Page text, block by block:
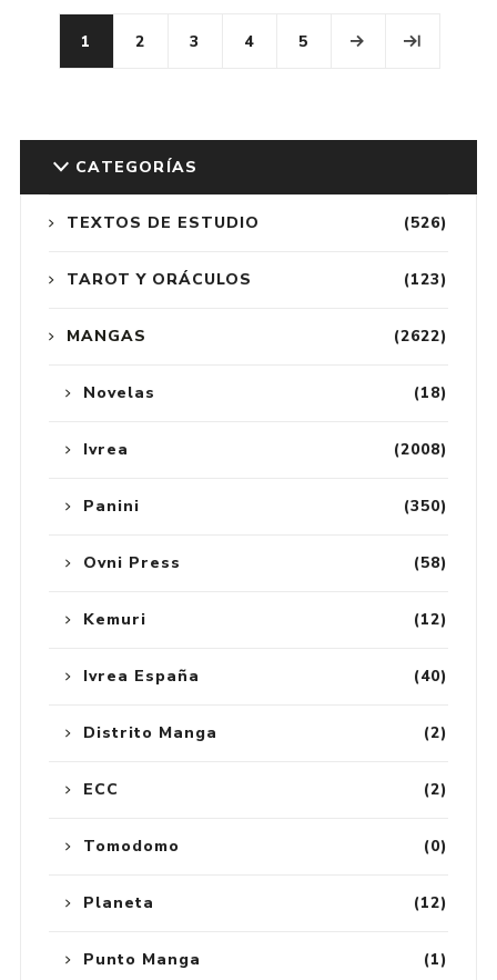
1 2 3 4 5
CATEGORÍAS
(526)
TEXTOS DE ESTUDIO
(123)
TAROT Y ORÁCULOS
(2622)
MANGAS
(18)
Novelas
(2008)
Ivrea
(350)
Panini
(58)
Ovni Press
(12)
Kemuri
(40)
Ivrea España
(2)
Distrito Manga
(2)
ECC
(0)
Tomodomo
(12)
Planeta
(1)
Punto Manga